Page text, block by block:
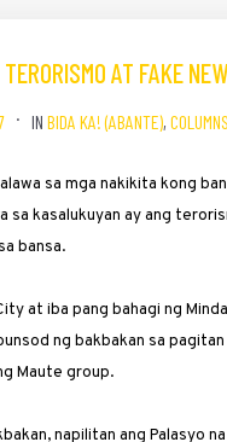
AT FAKE
IN BIDA KA! (ABANTE), COLUMNS
sa mga nakikita kong
sa kasalukuyan ay ang
bansa.
at iba pang bahagi ng
ng bakbakan sa
Maute group.
napilitan ang Palasyo